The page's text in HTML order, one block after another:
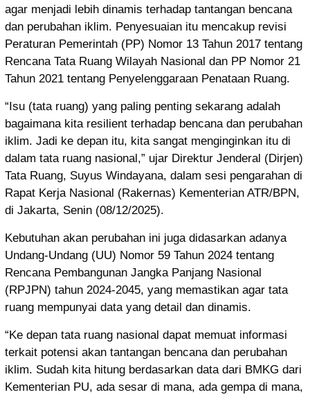
agar menjadi lebih dinamis terhadap tantangan bencana
dan perubahan iklim. Penyesuaian itu mencakup revisi
Peraturan Pemerintah (PP) Nomor 13 Tahun 2017 tentang
Rencana Tata Ruang Wilayah Nasional dan PP Nomor 21
Tahun 2021 tentang Penyelenggaraan Penataan Ruang.
“Isu (tata ruang) yang paling penting sekarang adalah
bagaimana kita resilient terhadap bencana dan perubahan
iklim. Jadi ke depan itu, kita sangat menginginkan itu di
dalam tata ruang nasional,” ujar Direktur Jenderal (Dirjen)
Tata Ruang, Suyus Windayana, dalam sesi pengarahan di
Rapat Kerja Nasional (Rakernas) Kementerian ATR/BPN,
di Jakarta, Senin (08/12/2025).
Kebutuhan akan perubahan ini juga didasarkan adanya
Undang-Undang (UU) Nomor 59 Tahun 2024 tentang
Rencana Pembangunan Jangka Panjang Nasional
(RPJPN) tahun 2024-2045, yang memastikan agar tata
ruang mempunyai data yang detail dan dinamis.
“Ke depan tata ruang nasional dapat memuat informasi
terkait potensi akan tantangan bencana dan perubahan
iklim. Sudah kita hitung berdasarkan data dari BMKG dari
Kementerian PU, ada sesar di mana, ada gempa di mana,